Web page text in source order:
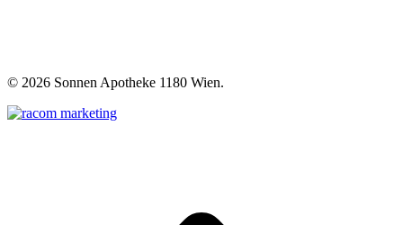
© 2026 Sonnen Apotheke 1180 Wien.